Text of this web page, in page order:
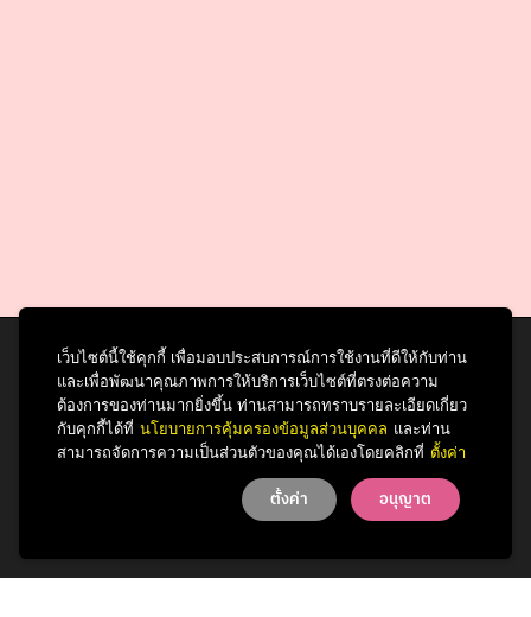
สำนักบริหารศิลปวัฒนธรรม
จุฬาลงกรณ์มหาวิทยาลัย
254 ถนนพญาไท
เว็บไซต์นี้ใช้คุกกี้ เพื่อมอบประสบการณ์การใช้งานที่ดีให้กับท่าน
และเพื่อพัฒนาคุณภาพการให้บริการเว็บไซต์ที่ตรงต่อความ
ต้องการของท่านมากยิ่งขึ้น ท่านสามารถทราบรายละเอียดเกี่ยว
กับคุกกี้ได้ที่ นโยบายการคุ้มครองข้อมูลส่วนบุคคล และท่าน
สามารถจัดการความเป็นส่วนตัวของคุณได้เองโดยคลิกที่ ตั้งค่า
ตั้งค่า อนุญาต